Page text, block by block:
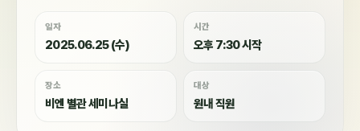
일자
2025.06.25 (수)
시간
오후 7:30 시작
장소
비엔 별관 세미나실
대상
원내 직원